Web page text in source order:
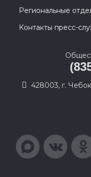
Региональные
Контакты пресс-
428003, г.